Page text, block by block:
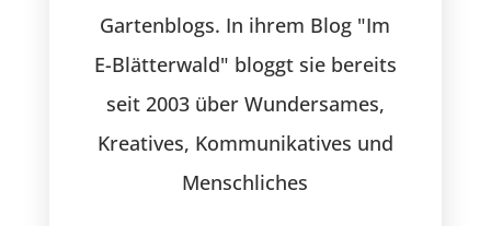
Gartenblogs. In ihrem Blog "Im
E-Blätterwald" bloggt sie bereits
seit 2003 über Wundersames,
Kreatives, Kommunikatives und
Menschliches